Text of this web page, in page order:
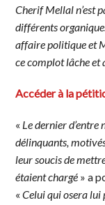
Cherif Mellal n’est
différents
affaire politique et
ce complot lâche et
Accéder à la
« Le dernier d’entre
délinquants,
leur soucis de
étaient chargé » a
«Celui qui osera